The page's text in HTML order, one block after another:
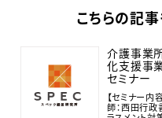
こちらの記事
介護事業
化支援事
セミナー
【セミナー
師：西田行